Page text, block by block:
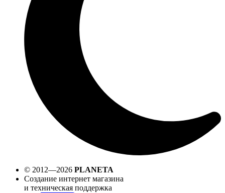
© 2012—2026 PLANETA
Создание интернет магазина
и техническая поддержка